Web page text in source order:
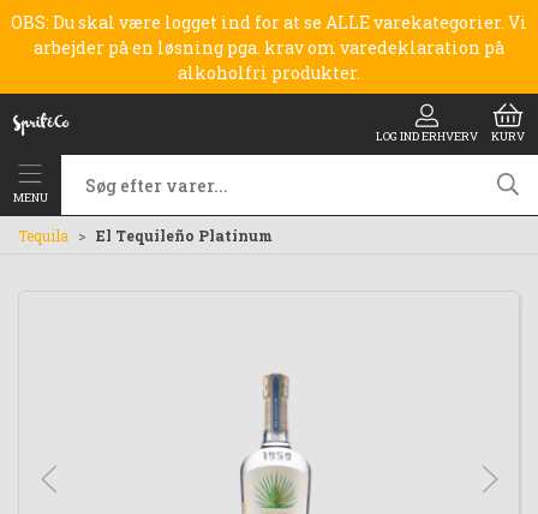
OBS: Du skal være logget ind for at se ALLE varekategorier. Vi
arbejder på en løsning pga. krav om varedeklaration på
alkoholfri produkter.
LOG IND ERHVERV KURV
MENU
Tequila El Tequileño Platinum